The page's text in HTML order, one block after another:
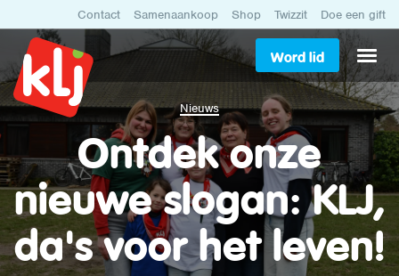
Contact Samenaankoop Shop Twizzit Doe een gift
Word lid
Nieuws
Ontdek onze
nieuwe slogan: KLJ,
da's voor het leven!